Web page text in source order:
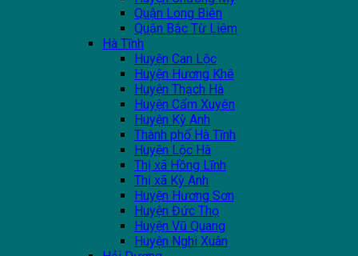
Quận Long Biên
Quận Bắc Từ Liêm
Hà Tĩnh
Huyện Can Lộc
Huyện Hương Khê
Huyện Thạch Hà
Huyện Cẩm Xuyên
Huyện Kỳ Anh
Thành phố Hà Tĩnh
Huyện Lộc Hà
Thị xã Hồng Lĩnh
Thị xã Kỳ Anh
Huyện Hương Sơn
Huyện Đức Thọ
Huyện Vũ Quang
Huyện Nghi Xuân